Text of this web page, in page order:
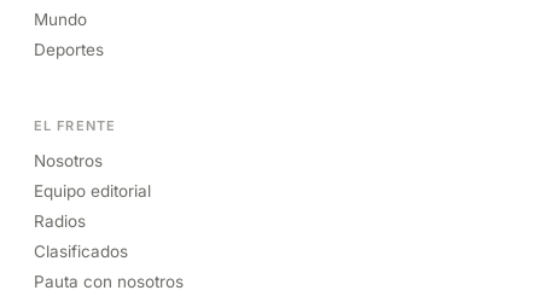
Mundo
Deportes
EL FRENTE
Nosotros
Equipo editorial
Radios
Clasificados
Pauta con nosotros